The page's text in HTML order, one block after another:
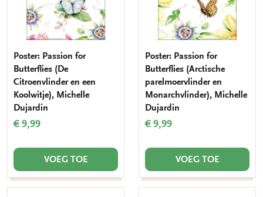
Poster: Passion for
Butterflies (De
Citroenvlinder en een
Koolwitje), Michelle
Dujardin
€ 9,99
VOEG TOE
Poster: Passion for
Butterflies (Arctische
parelmoervlinder en
Monarchvlinder), Michelle
Dujardin
€ 9,99
VOEG TOE